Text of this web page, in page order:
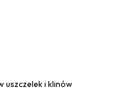
uszczelek i klinów